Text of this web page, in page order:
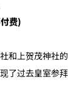
费)
和上贺茂神社的
了过去皇室参